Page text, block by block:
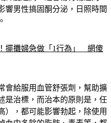
響男性搞固酮分泌，日照時間
擺攤婦急做「1行為」　網傻
會給服用血管舒張劑，幫助擴
是治標，而治本的原則是，任
），都可能影響勃起，除使用